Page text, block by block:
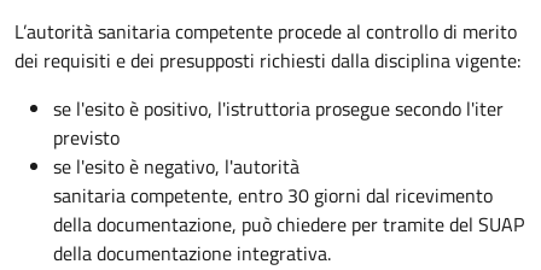
L’autorità sanitaria competente procede al controllo di merito
dei requisiti e dei presupposti richiesti dalla disciplina vigente:
se l'esito è positivo, l'istruttoria prosegue secondo l'iter
previsto
se l'esito è negativo, l'autorità
sanitaria competente, entro 30 giorni dal ricevimento
della documentazione, può chiedere per tramite del SUAP
della documentazione integrativa.